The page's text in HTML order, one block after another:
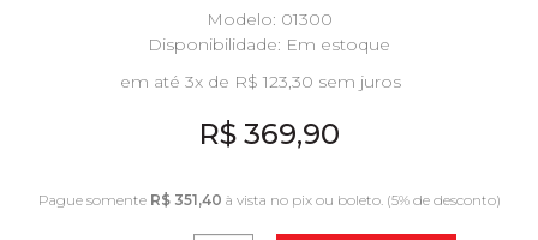
Modelo: 01300
Disponibilidade: Em estoque
R$ 369,90
em até 3x de R$ 123,30 sem juros
Pague somente R$ 351,40 à vista no pix ou boleto. (5% de desconto)